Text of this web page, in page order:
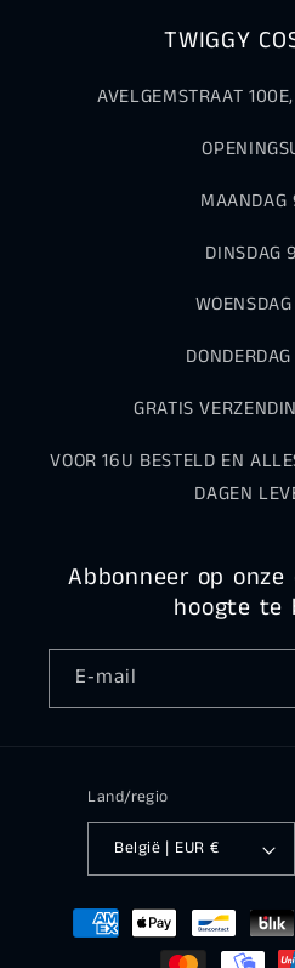
TWIGGY
AVELGEMSTRAAT
MAANDAG
DINSDAG
GRATIS
VOOR 16U BESTELD EN
DAGEN
Abbonneer op
hoogte te
E‑mail
Land/regio
België | EUR €
Betaalmethoden